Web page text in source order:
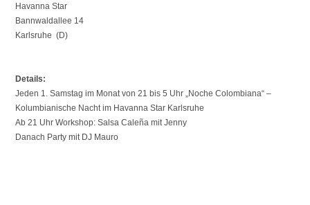
Havanna Star
Bannwaldallee 14
Karlsruhe (D)
Details:
Jeden 1. Samstag im Monat von 21 bis 5 Uhr „Noche Colombiana“ –
Kolumbianische Nacht im Havanna Star Karlsruhe
Ab 21 Uhr Workshop: Salsa Caleña mit Jenny
Danach Party mit DJ Mauro